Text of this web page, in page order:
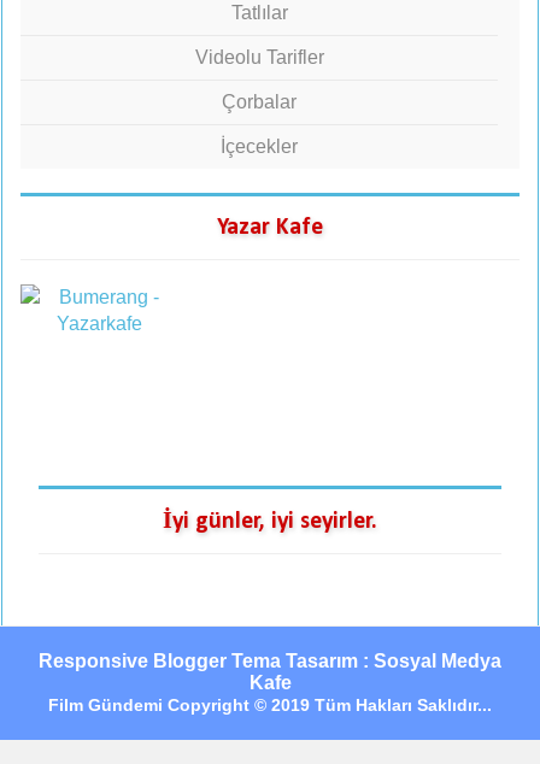
Tatlılar
Videolu Tarifler
Çorbalar
İçecekler
Yazar Kafe
İyi günler, iyi seyirler.
Responsive Blogger Tema Tasarım : Sosyal Medya
Kafe
Film Gündemi Copyright © 2019 Tüm Hakları Saklıdır...